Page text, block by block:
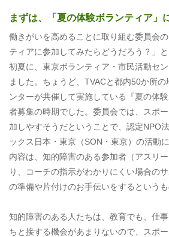
まずは、「夏の体験ボランティア」
働きがいを高めることに取り組む委員会
ティアに参加してみたらどうだろう？」
初夏に、東京ボランティア・市民活動セ
ました。ちょうど、TVACと都内50か所
ンターが共催して実施している『夏の体
者募集の時期でした。委員会では、スポ
加しやすそうだということで、認定NPO
ックス日本・東京（SON・東京）の活動
内容は、知的障害のある参加者（アスリ
り、コーチの指示がわかりにくい場合の
の準備や片付けのお手伝いをするというも
知的障害のある人たちは、教育でも、仕
ちと接する機会があまりないので、スポ